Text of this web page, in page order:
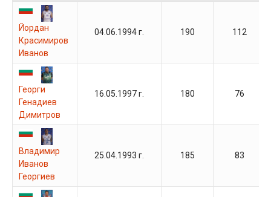
Йордан
Красимиров
Иванов
04.06.1994 г. 190 112
Георги
Генадиев
Димитров
16.05.1997 г. 180 76
Владимир
Иванов
Георгиев
25.04.1993 г. 185 83